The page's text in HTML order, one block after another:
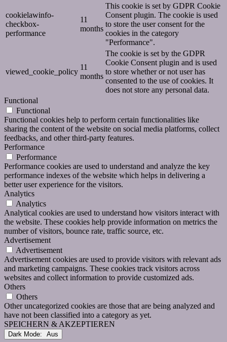
cookielawinfo-
checkbox-
performance
11
months
This cookie is set by GDPR Cookie
Consent plugin. The cookie is used
to store the user consent for the
cookies in the category
"Performance".
viewed_cookie_policy
11
months
The cookie is set by the GDPR
Cookie Consent plugin and is used
to store whether or not user has
consented to the use of cookies. It
does not store any personal data.
Functional
Functional
Functional cookies help to perform certain functionalities like
sharing the content of the website on social media platforms, collect
feedbacks, and other third-party features.
Performance
Performance
Performance cookies are used to understand and analyze the key
performance indexes of the website which helps in delivering a
better user experience for the visitors.
Analytics
Analytics
Analytical cookies are used to understand how visitors interact with
the website. These cookies help provide information on metrics the
number of visitors, bounce rate, traffic source, etc.
Advertisement
Advertisement
Advertisement cookies are used to provide visitors with relevant ads
and marketing campaigns. These cookies track visitors across
websites and collect information to provide customized ads.
Others
Others
Other uncategorized cookies are those that are being analyzed and
have not been classified into a category as yet.
SPEICHERN & AKZEPTIEREN
Dark Mode: